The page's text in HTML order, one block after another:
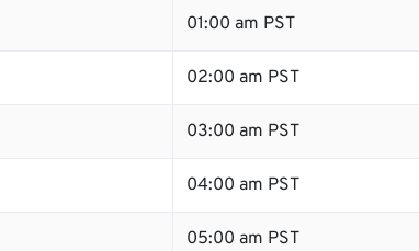
01:00 am PST
02:00 am PST
03:00 am PST
04:00 am PST
05:00 am PST